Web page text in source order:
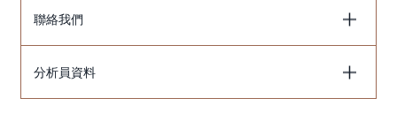
聯絡我們
分析員資料